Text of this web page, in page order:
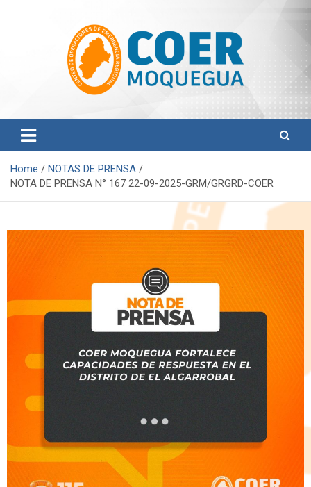
COER Moquegua
Home
NOTAS DE PRENSA
NOTA DE PRENSA N° 167 22-09-2025-GRM/GRGRD-COER